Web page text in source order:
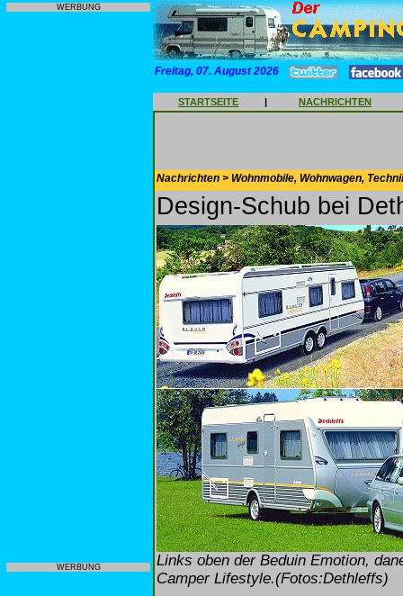
WERBUNG
WERBUNG
Freitag, 07. August 2026
STARTSEITE | NACHRICHTEN
Nachrichten > Wohnmobile, Wohnwagen,
Design-Schub bei
Links oben der Beduin Emotion,
Camper Lifestyle.(Fotos:Dethleffs)